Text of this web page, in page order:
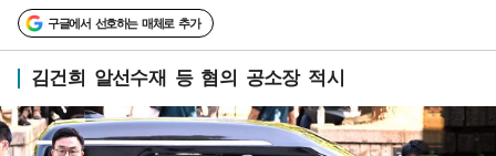
구글에서 선호하는 매체로 추가
김건희 알선수재 등 혐의 공소장 적시